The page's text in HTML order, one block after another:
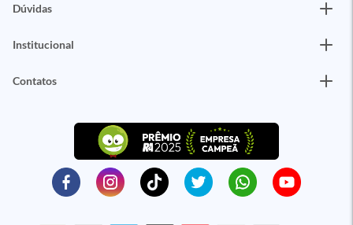
Dúvidas
Institucional
Contatos